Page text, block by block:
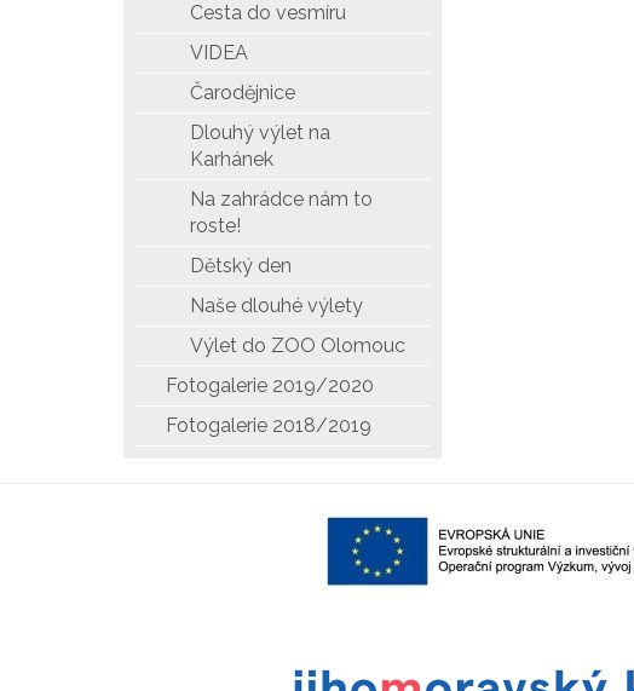
Cesta do vesmíru
VIDEA
Čarodějnice
Dlouhý výlet na
Karhánek
Na zahrádce nám to
roste!
Dětský den
Naše dlouhé výlety
Výlet do ZOO Olomouc
Fotogalerie 2019/2020
Fotogalerie 2018/2019